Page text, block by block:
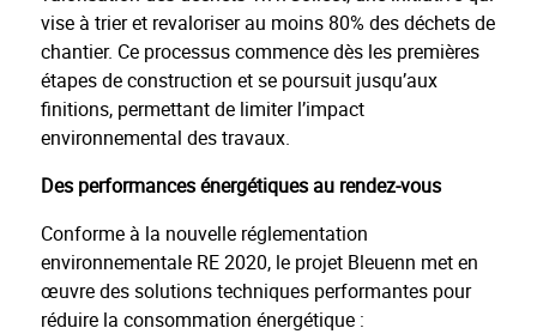
vise à trier et revaloriser au moins 80% des déchets de
chantier. Ce processus commence dès les premières
étapes de construction et se poursuit jusqu’aux
finitions, permettant de limiter l’impact
environnemental des travaux.
Des performances énergétiques au rendez-vous
Conforme à la nouvelle réglementation
environnementale RE 2020, le projet Bleuenn met en
œuvre des solutions techniques performantes pour
réduire la consommation énergétique :